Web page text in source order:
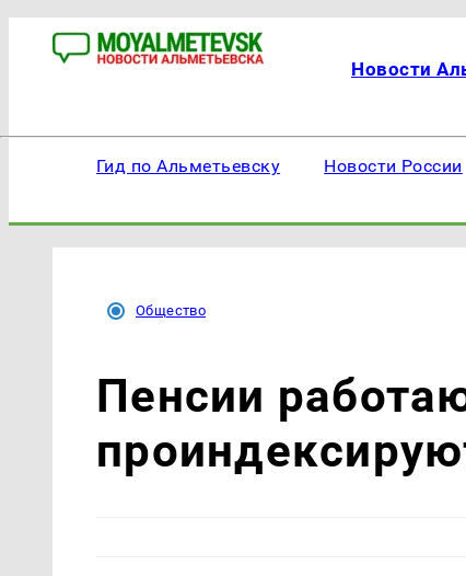
Новости
Гид по Альметьевску Новости России
Общество
Пенсии